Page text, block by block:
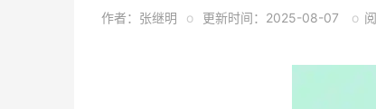
作者：张继明 o 更新时间：2025-08-07 o